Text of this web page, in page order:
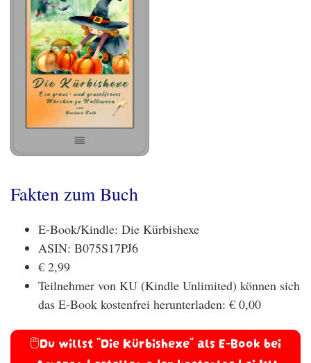
Fakten zum Buch
E-Book/Kindle: Die Kürbishexe
ASIN: B075S17PJ6
€ 2,99
Teilnehmer von KU (Kindle Unlimited) können sich
das E-Book kostenfrei herunterladen: € 0,00
🖱️Du willst "Die Kürbishexe" als E-Book bei